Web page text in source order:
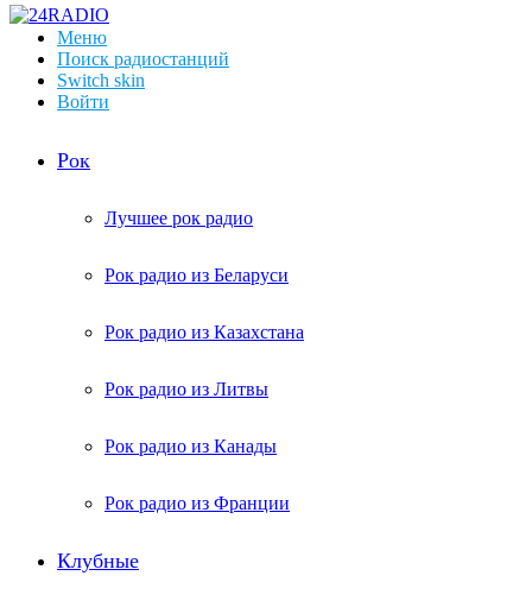
Меню
Поиск радиостанций
Switch skin
Войти
Рок
Лучшее рок радио
Рок радио из Беларуси
Рок радио из Казахстана
Рок радио из Литвы
Рок радио из Канады
Рок радио из Франции
Клубные